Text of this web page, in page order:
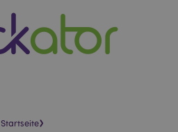
Startseite›